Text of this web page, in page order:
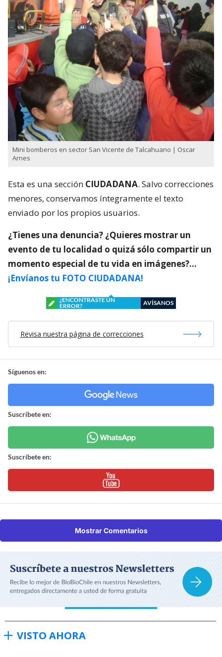
Mini bomberos en sector San Vicente de Talcahuano | Oscar
Arnes
Esta es una sección CIUDADANA. Salvo correcciones
menores, conservamos íntegramente el texto
enviado por los propios usuarios.
¿Tienes una denuncia? ¿Quieres mostrar un
evento de tu localidad o quizá sólo compartir un
momento especial de tu vida en imágenes?…
¡Envíanos tu FOTO CIUDADANA!
¿ENCONTRASTE UN
ERROR?
AVÍSANOS
Revisa nuestra página de correcciones
Síguenos en:
Suscríbete en:
Suscríbete en:
Mostrar Comentarios
VISTO AHORA